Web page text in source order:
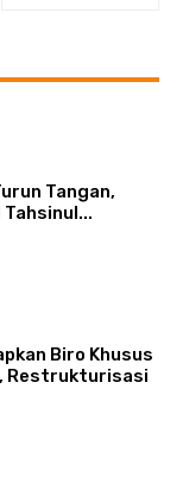
Tangan,
Tahsinul...
Biro Khusus
Restrukturisasi